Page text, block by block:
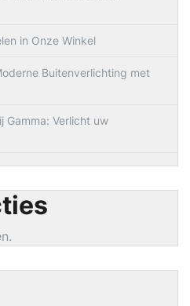
in Onze Winkel
Buitenverlichting met
Gamma: Verlicht uw